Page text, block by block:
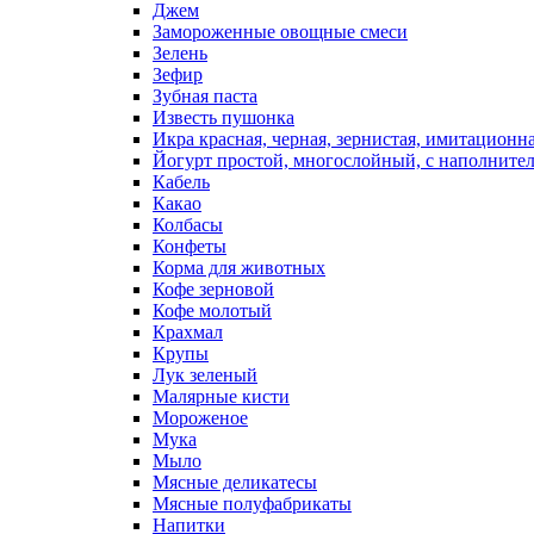
Джем
Замороженные овощные смеси
Зелень
Зефир
Зубная паста
Известь пушонка
Икра красная, черная, зернистая,
Йогурт простой, многослойный, с
Кабель
Какао
Колбасы
Конфеты
Корма для животных
Кофе зерновой
Кофе молотый
Крахмал
Крупы
Лук зеленый
Малярные кисти
Мороженое
Мука
Мыло
Мясные деликатесы
Мясные полуфабрикаты
Напитки